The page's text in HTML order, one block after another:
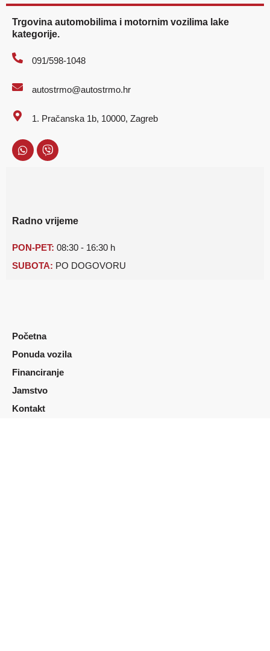
Trgovina automobilima i motornim vozilima lake
kategorije.
091/598-1048
autostrmo@autostrmo.hr
1. Pračanska 1b, 10000, Zagreb
Radno vrijeme
PON-PET: 08:30 - 16:30 h
SUBOTA: PO DOGOVORU
Početna
Ponuda vozila
Financiranje
Jamstvo
Kontakt